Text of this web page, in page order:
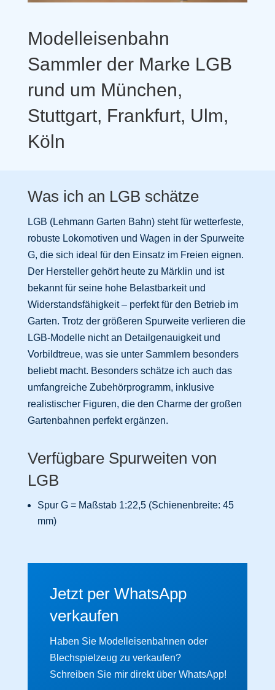
Modelleisenbahn
Sammler der Marke LGB
rund um München,
Stuttgart, Frankfurt, Ulm,
Köln
Was ich an LGB schätze
LGB (Lehmann Garten Bahn) steht für wetterfeste,
robuste Lokomotiven und Wagen in der Spurweite
G, die sich ideal für den Einsatz im Freien eignen.
Der Hersteller gehört heute zu Märklin und ist
bekannt für seine hohe Belastbarkeit und
Widerstandsfähigkeit – perfekt für den Betrieb im
Garten. Trotz der größeren Spurweite verlieren die
LGB-Modelle nicht an Detailgenauigkeit und
Vorbildtreue, was sie unter Sammlern besonders
beliebt macht. Besonders schätze ich auch das
umfangreiche Zubehörprogramm, inklusive
realistischer Figuren, die den Charme der großen
Gartenbahnen perfekt ergänzen.
Verfügbare Spurweiten von
LGB
Spur G = Maßstab 1:22,5 (Schienenbreite: 45
mm)
Jetzt per WhatsApp
verkaufen
Haben Sie Modelleisenbahnen oder
Blechspielzeug zu verkaufen?
Schreiben Sie mir direkt über WhatsApp!